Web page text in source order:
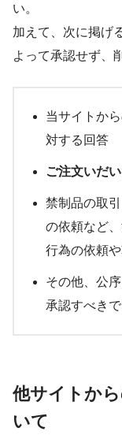
い。
加えて、次に掲げ
よって承認せず、
当サイトか
対する回答
ご注文いだ
禁制品の取
の依頼など
行為の依頼
その他、公
承認すべき
他サイトか
いて